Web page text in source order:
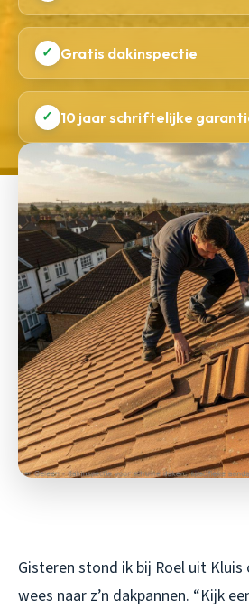
✓ Gratis dakinspectie
✓ 10 jaar schriftelijke
Gisteren stond ik bij Roel uit Kluis
wees naar z’n dakpannen. “Kijk